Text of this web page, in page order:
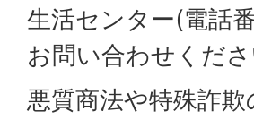
生活センター(電話
お問い合わせくださ
悪質商法や特殊詐